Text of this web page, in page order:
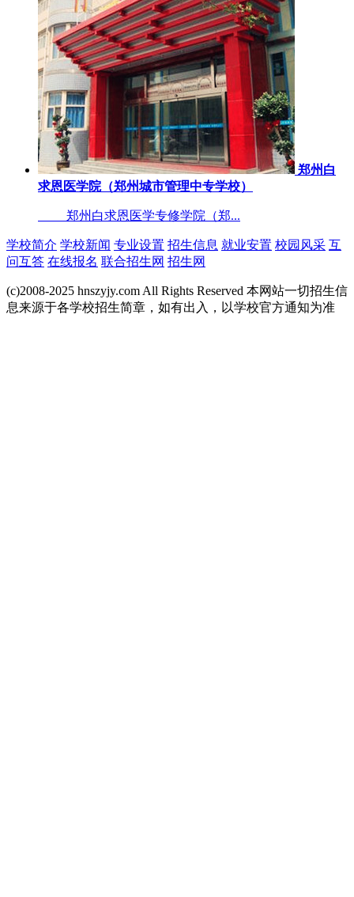
郑州白
求恩医学院（郑州城市管理中专学校）
郑州白求恩医学专修学院（郑...
学校简介 学校新闻 专业设置 招生信息 就业安置 校园风采 互
问互答 在线报名 联合招生网 招生网
(c)2008-2025 hnszyjy.com All Rights Reserved 本网站一切招生信
息来源于各学校招生简章，如有出入，以学校官方通知为准